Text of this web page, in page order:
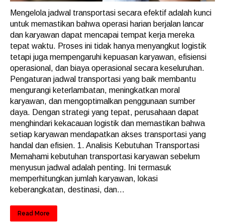
Mengelola jadwal transportasi secara efektif adalah kunci
untuk memastikan bahwa operasi harian berjalan lancar
dan karyawan dapat mencapai tempat kerja mereka
tepat waktu. Proses ini tidak hanya menyangkut logistik
tetapi juga mempengaruhi kepuasan karyawan, efisiensi
operasional, dan biaya operasional secara keseluruhan.
Pengaturan jadwal transportasi yang baik membantu
mengurangi keterlambatan, meningkatkan moral
karyawan, dan mengoptimalkan penggunaan sumber
daya. Dengan strategi yang tepat, perusahaan dapat
menghindari kekacauan logistik dan memastikan bahwa
setiap karyawan mendapatkan akses transportasi yang
handal dan efisien. 1. Analisis Kebutuhan Transportasi
Memahami kebutuhan transportasi karyawan sebelum
menyusun jadwal adalah penting. Ini termasuk
memperhitungkan jumlah karyawan, lokasi
keberangkatan, destinasi, dan...
Read More